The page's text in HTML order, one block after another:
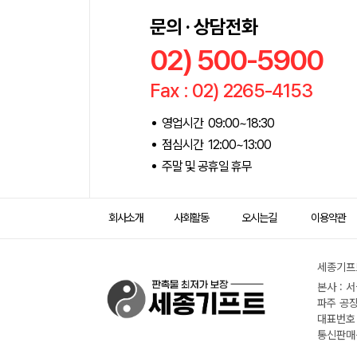
문의 · 상담전화
02) 500-5900
Fax : 02) 2265-4153
영업시간 09:00~18:30
점심시간 12:00~13:00
주말 및 공휴일 휴무
회사소개 사회활동 오시는길 이용약관
세종기
본사 :
파주 공
대표번
통신판